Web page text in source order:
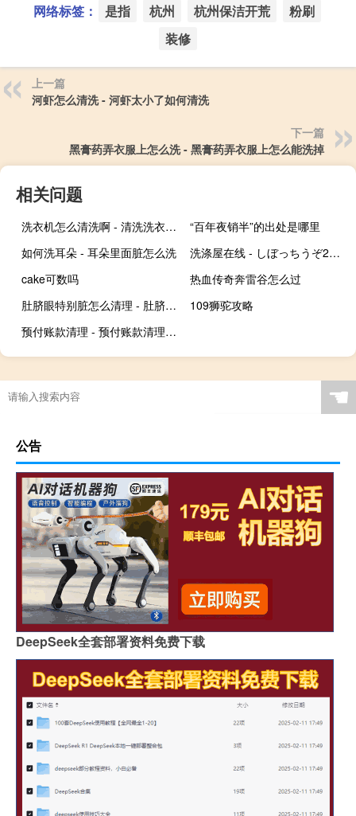
网络标签： 是指 杭州 杭州保洁开荒
粉刷
装修
上一篇
河虾怎么清洗 - 河虾太小了如何清洗
下一篇
黑膏药弄衣服上怎么洗 - 黑膏药弄衣服上怎么能洗掉
相关问题
洗衣机怎么清洗啊 - 清洗洗衣机家用小妙招
“百年夜销半”的出处是哪里
如何洗耳朵 - 耳朵里面脏怎么洗
洗涤屋在线 - しぼっちうぞ2在线观看1一
cake可数吗
热血传奇奔雷谷怎么过
肚脐眼特别脏怎么清理 - 肚脐太深了洗不干净怎么办
109狮驼攻略
预付账款清理 - 预付账款清理具体措施
☚
公告
DeepSeek全套部署资料免费下载